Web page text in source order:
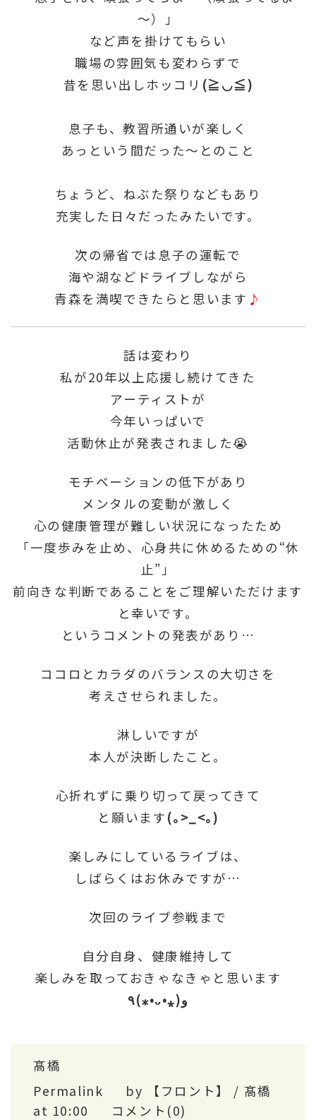
～）」
など声を掛けてもらい
職場の雰囲気も変わらずで
昔を思い出しホッコリ (≧◡≦)
息子も、教習所通いが楽しく
あっという間だった～とのこと
ちょうど、ねぶた祭りなどもあり
充実した日々だったみたいです。
次の帰省では息子の運転で
海や湖などドライブしながら
青森を満喫できたらと思います ♪
話は変わり
私が20年以上応援し続けてきた
アーティストが
今年いっぱいで
活動休止が発表されました😭
モチベーションの低下があり
メンタルの変動が激しく
心の健康管理が難しい状況になったため
「一度歩みを止め、心身共に休めるための“休
止”」
前向きな判断であることをご理解いただけます
と幸いです。
というコメントの発表があり…
ココロとカラダのバランスの大切さを
考えさせられました。
淋しいですが
本人が決断したこと。
心折れずに乗り切って戻ってきて
と願います (｡>_<｡)
楽しみにしているライブは、
しばらくはお休みですが…
次回のライブ参戦まで
自分自身、健康維持して
楽しみを取っておきゃなきゃと思います
٩(⁎•ᴗ•⁎)و
髙橋
Permalink
by 【フロント】 / 髙橋
at 10:00
コメント(0)